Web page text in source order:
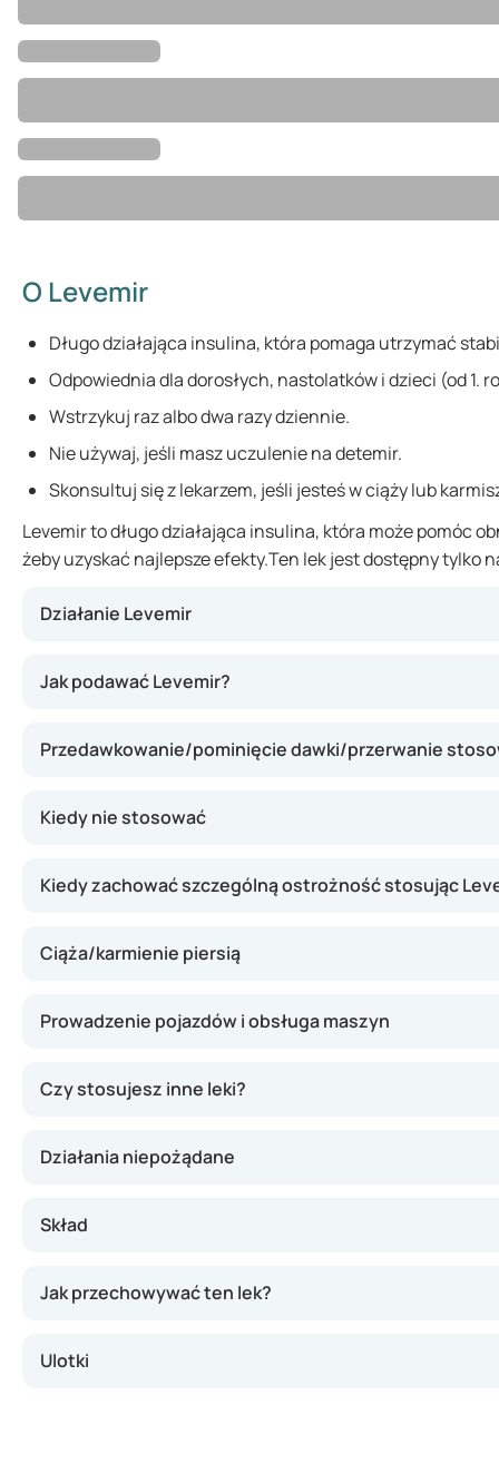
O Levemir
Długo działająca insulina, która pomaga utrzymać
Odpowiednia dla dorosłych, nastolatków i dzieci (od 1.
Wstrzykuj raz albo dwa razy dziennie.
Nie używaj, jeśli masz uczulenie na detemir.
Skonsultuj się z lekarzem, jeśli jesteś w ciąży lub
Levemir to długo działająca insulina, która może pomóc
żeby uzyskać najlepsze efekty.Ten lek jest dostępny tylko
Działanie Levemir
Levemir zawiera insulinę detemir, czyli długo
Jak podawać Levemir?
Przedawkowanie/pominięcie dawki/przerwanie
Kiedy nie stosować
Kiedy zachować szczególną ostrożność stosując
Ciąża/karmienie piersią
Prowadzenie pojazdów i obsługa maszyn
Czy stosujesz inne leki?
Działania niepożądane
Skład
Jak przechowywać ten lek?
Ulotki